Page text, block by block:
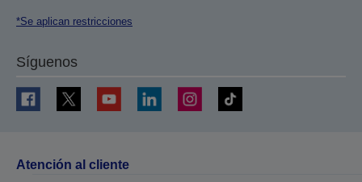
*Se aplican restricciones
Síguenos
Atención al cliente